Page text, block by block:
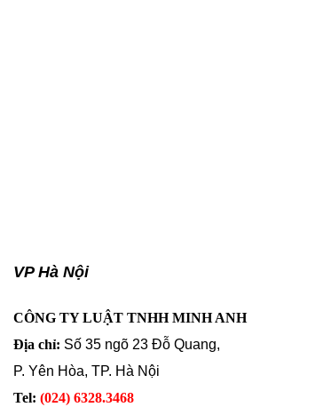
VP Hà Nội
CÔNG TY LUẬT TNHH MINH ANH
Địa chỉ: Số 35 ngõ 23 Đỗ Quang,
P. Yên Hòa, TP. Hà Nội
Tel: (024) 6328.3468